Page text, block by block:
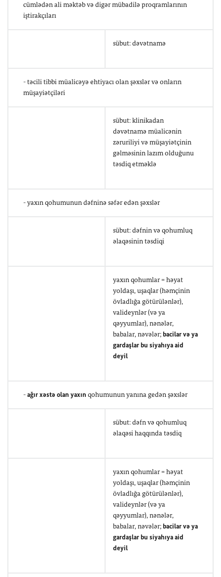
cümlədən ali məktəb və digər mübadilə proqramlarının
iştirakçıları
sübut: dəvətnamə
- təcili tibbi müalicəyə ehtiyacı olan şəxslər və onların
müşayiətçiləri
sübut: klinikadan
dəvətnamə müalicənin
zəruriliyi və müşayiətçinin
gəlməsinin lazım olduğunu
təsdiq etməklə
- yaxın qohumunun dəfninə səfər edən şəxslər
sübut: dəfnin və qohumluq
əlaqəsinin təsdiqi
yaxın qohumlar = həyat
yoldaşı, uşaqlar (həmçinin
övladlığa götürülənlər),
valideynlər (və ya
qəyyumlar), nənələr,
babalar, nəvələr;bacilar və ya
gardaşlar bu siyahıya aid
deyil
-ağır xəstə olan yaxın qohumunun yanına gedən şəxslər
sübut: dəfn və qohumluq
əlaqəsi haqqında təsdiq
yaxın qohumlar = həyat
yoldaşı, uşaqlar (həmçinin
övladlığa götürülənlər),
valideynlər (və ya
qəyyumlar), nənələr,
babalar, nəvələr;bacilar və ya
gardaşlar bu siyahıya aid
deyil